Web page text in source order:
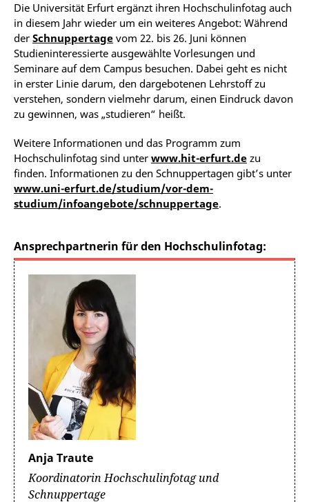
Die Universität Erfurt ergänzt ihren Hochschulinfotag auch
in diesem Jahr wieder um ein weiteres Angebot: Während
der Schnuppertage vom 22. bis 26. Juni können
Studieninteressierte ausgewählte Vorlesungen und
Seminare auf dem Campus besuchen. Dabei geht es nicht
in erster Linie darum, den dargebotenen Lehrstoff zu
verstehen, sondern vielmehr darum, einen Eindruck davon
zu gewinnen, was „studieren“ heißt.
Weitere Informationen und das Programm zum
Hochschulinfotag sind unter www.hit-erfurt.de zu
finden. Informationen zu den Schnuppertagen gibt’s unter
www.uni-erfurt.de/studium/vor-dem-
studium/infoangebote/schnuppertage.
Ansprechpartnerin für den Hochschulinfotag:
Anja Traute
Koordinatorin Hochschulinfotag und
Schnuppertage